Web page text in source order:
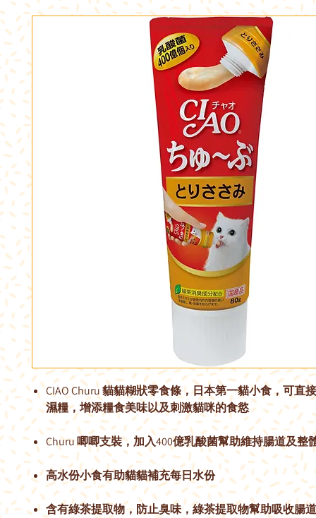
CIAO Churu 貓貓糊狀零食條，日本第一貓小食，可直
濕糧，增添糧食美味以及刺激貓咪的食慾
Churu 唧唧支裝，加入400億乳酸菌幫助維持腸道及整
高水份小食有助貓貓補充每日水份
含有綠茶提取物，防止臭味，綠茶提取物幫助吸收腸